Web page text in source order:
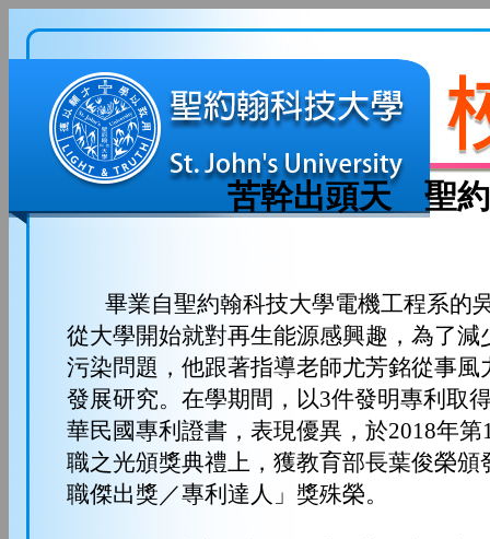
苦幹出頭天 聖約
畢業自聖約翰科技大學電機工程系的
從大學開始就對再生能源感興趣，為了減
污染問題，他跟著指導老師尤芳銘從事風
發展研究。在學期間，以3件發明專利取
華民國專利證書，表現優異，於2018年第
職之光頒獎典禮上，獲教育部長葉俊榮頒
職傑出獎／專利達人」獎殊榮。